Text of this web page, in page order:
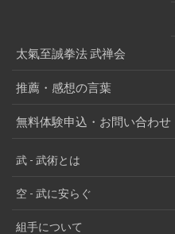
太氣至誠拳法 武禅会
推薦・感想の言葉
無料体験申込・お問い合わせ
武 - 武術とは
空 - 武に安らぐ
組手について